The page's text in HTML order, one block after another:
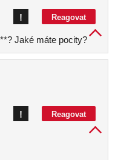
Reagovat
!
Jaké máte pocity?
Reagovat
!